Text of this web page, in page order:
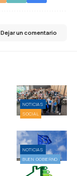
Dejar un comentario
NOTICIAS
SOCIAL
NOTICIAS
BUEN GOBIERNO